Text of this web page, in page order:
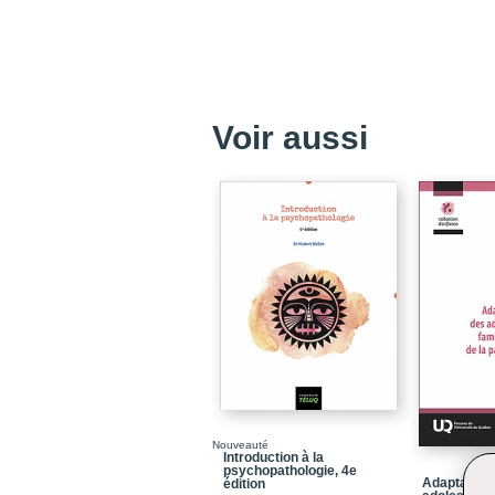
Voir aussi
Nouveauté
Introduction à la
psychopathologie, 4e
édition
Adaptation